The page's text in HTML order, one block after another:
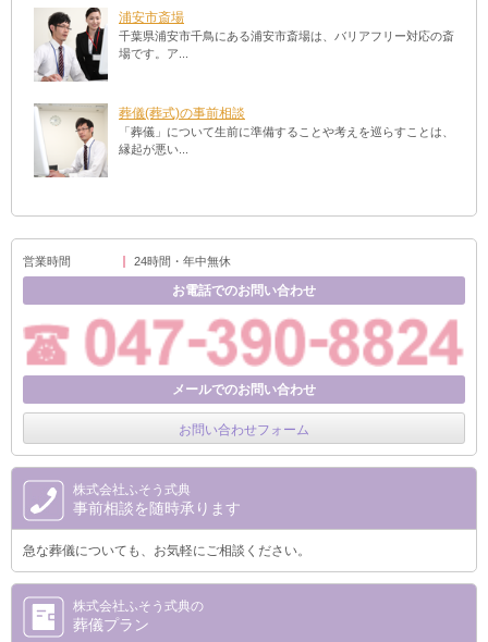
浦安市斎場
千葉県浦安市千鳥にある浦安市斎場は、バリアフリー対応の斎
場です。ア...
葬儀(葬式)の事前相談
「葬儀」について生前に準備することや考えを巡らすことは、
縁起が悪い...
営業時間 24時間・年中無休
お電話でのお問い合わせ
メールでのお問い合わせ
お問い合わせフォーム
株式会社ふそう式典
事前相談を随時承ります
急な葬儀についても、お気軽にご相談ください。
株式会社ふそう式典の
葬儀プラン